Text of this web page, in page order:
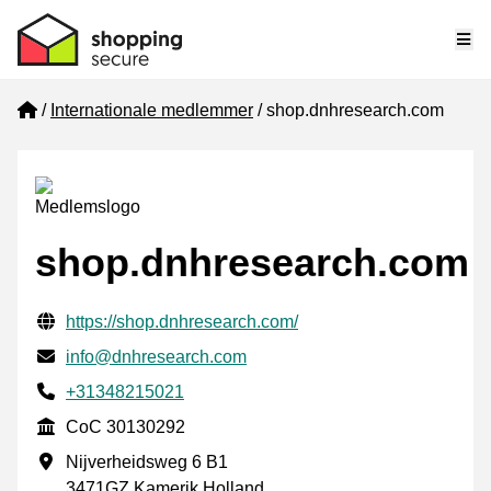
Home
Internationale medlemmer shop.dnhresearch.com
shop.dnhresearch.com
Verificerede kontaktoplysninger
Website URL
https://shop.dnhresearch.com/
E-mail
info@dnhresearch.com
Phone number
+31348215021
CoC
CoC 30130292
Forretningsadresse
Nijverheidsweg 6 B1